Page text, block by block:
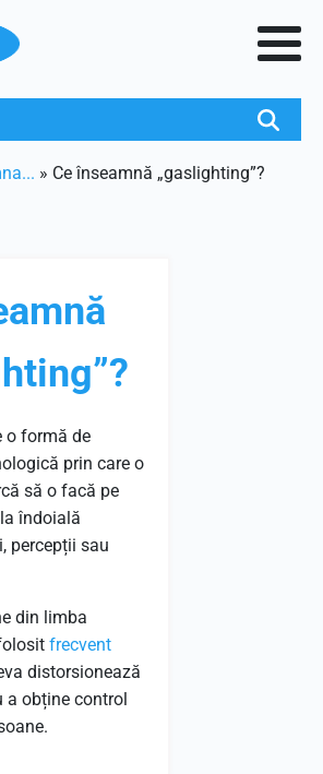
» Ce înseamnă „gaslighting”?
o formă de
prin care o
să o facă pe
îndoială
percepții sau
din limba
frecvent
distorsionează
a obține control